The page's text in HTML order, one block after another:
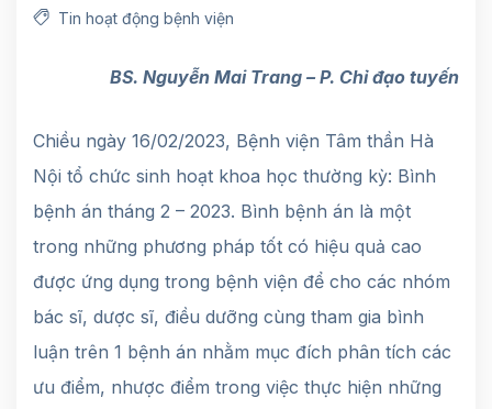
Tin hoạt động bệnh viện
BS. Nguyễn Mai Trang – P. Chỉ đạo tuyến
Chiều ngày 16/02/2023, Bệnh viện Tâm thần Hà
Nội tổ chức sinh hoạt khoa học thường kỳ: Bình
bệnh án tháng 2 – 2023. Bình bệnh án là một
trong những phương pháp tốt có hiệu quả cao
được ứng dụng trong bệnh viện để cho các nhóm
bác sĩ, dược sĩ, điều dưỡng cùng tham gia bình
luận trên 1 bệnh án nhằm mục đích phân tích các
ưu điểm, nhược điểm trong việc thực hiện những